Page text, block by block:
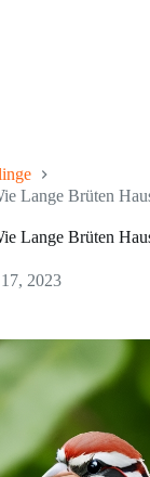
Lange Brüten
Lange Brüten
2023